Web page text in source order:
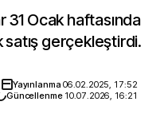
31 Ocak haftasında
satış gerçekleştirdi.
Yayınlanma06.02.2025, 17:52
Güncellenme 10.07.2026, 16:21